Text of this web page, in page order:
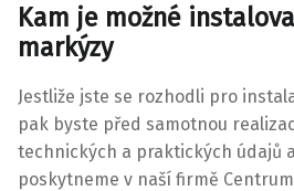
Kam je možné
markýzy
Jestliže jste se rozhodli pro
pak byste před samotnou
technických a praktických údajů
poskytneme v naší firmě